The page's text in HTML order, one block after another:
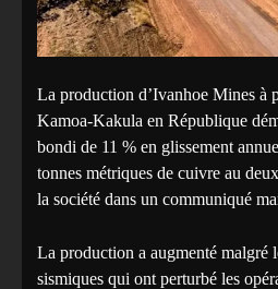
La production d’Ivanhoe Mines à
Kamoa-Kakula en République
bondi de 11 % en glissement
tonnes métriques de cuivre au
la société dans un communiqué
La production a augmenté malgré
sismiques qui ont perturbé les